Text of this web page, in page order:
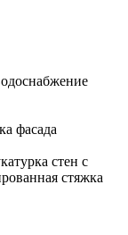
фасада
стен с
стяжка